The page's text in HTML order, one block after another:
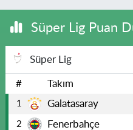
Süper Lig Puan
Süper Lig
# Takım
1 Galatasaray
2 Fenerbahçe